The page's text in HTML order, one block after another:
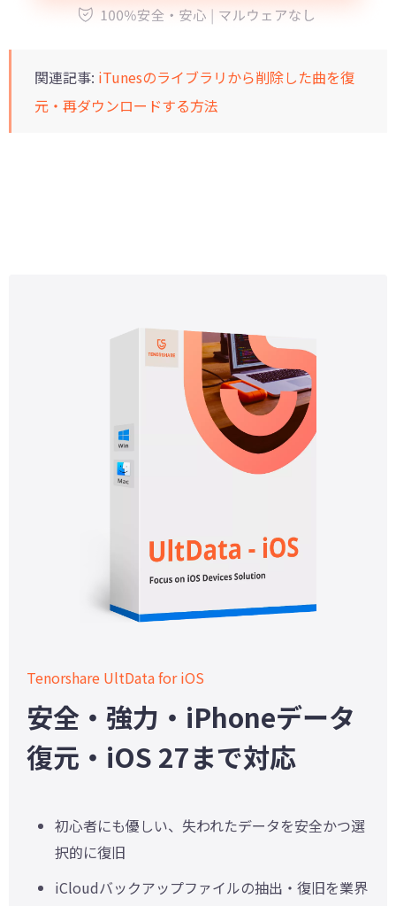
関連記事: iTunesのライブラリから削除した曲を復
元・再ダウンロードする方法
Tenorshare UltData for iOS
安全・強力・iPhoneデータ
復元・iOS 27まで対応
初心者にも優しい、失われたデータを安全かつ選
択的に復旧
iCloudバックアップファイルの抽出・復旧を業界